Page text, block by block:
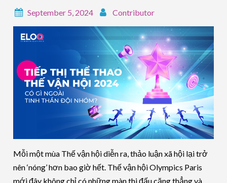
September 5, 2024 Contributor
Mỗi một mùa Thế vận hội diễn ra, thảo luận xã hội lại trở
nên ‘nóng’ hơn bao giờ hết. Thế vận hội Olympics Paris
mới đây không chỉ có những màn thi đấu căng thẳng và